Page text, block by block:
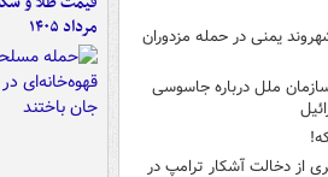
شدن ۴ شهروند یمنی در حمله مزدوران
ملل درباره جاسوسی
از دخالت آشکار ترامپ در
مرداد ۱۴۰۵